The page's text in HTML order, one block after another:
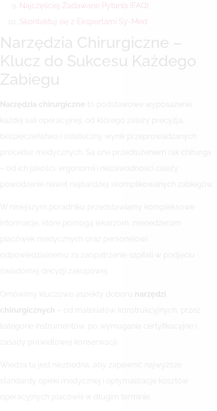
Najczęściej Zadawane Pytania (FAQ)
Skontaktuj się z Ekspertami Sy-Med
Narzędzia Chirurgiczne –
Klucz do Sukcesu Każdego
Zabiegu
Narzędzia chirurgiczne to podstawowe wyposażenie
każdej sali operacyjnej, od którego zależy precyzja,
bezpieczeństwo i ostateczny wynik przeprowadzanych
procedur medycznych. Są one przedłużeniem rąk chirurga
– od ich jakości, ergonomii i niezawodności zależy
powodzenie nawet najbardziej skomplikowanych zabiegów.
W niniejszym poradniku przedstawiamy kompleksowe
informacje, które pomogą lekarzom, menedżerom
placówek medycznych oraz personelowi
odpowiedzialnemu za zaopatrzenie szpitali w podjęciu
świadomej decyzji zakupowej.
Omówimy kluczowe aspekty doboru narzędzi
chirurgicznych – od materiałów konstrukcyjnych, przez
kategorie instrumentów, po wymagania certyfikacyjne i
zasady prawidłowej konserwacji.
Wiedza ta jest niezbędna, aby zapewnić najwyższe
standardy opieki medycznej i optymalizację kosztów
operacyjnych placówki w długim terminie.